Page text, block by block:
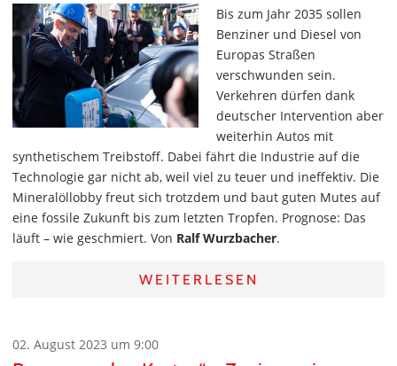
Bis zum Jahr 2035 sollen
Benziner und Diesel von
Europas Straßen
verschwunden sein.
Verkehren dürfen dank
deutscher Intervention aber
weiterhin Autos mit
synthetischem Treibstoff. Dabei fährt die Industrie auf die
Technologie gar nicht ab, weil viel zu teuer und ineffektiv. Die
Mineralöllobby freut sich trotzdem und baut guten Mutes auf
eine fossile Zukunft bis zum letzten Tropfen. Prognose: Das
läuft – wie geschmiert. Von Ralf Wurzbacher.
WEITERLESEN
02. August 2023 um 9:00